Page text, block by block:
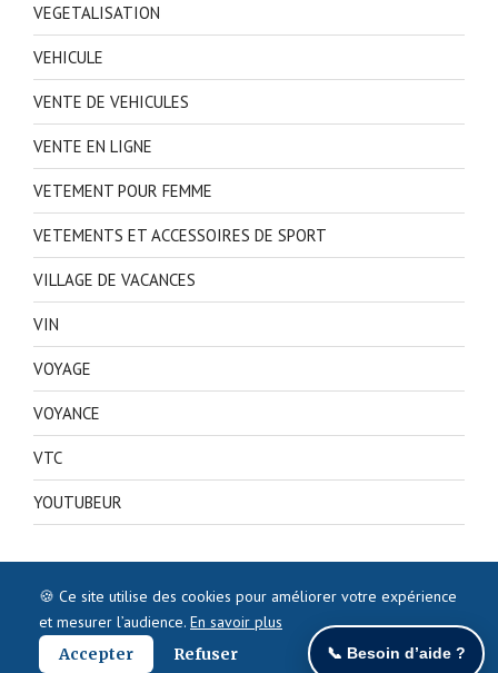
VEGETALISATION
VEHICULE
VENTE DE VEHICULES
VENTE EN LIGNE
VETEMENT POUR FEMME
VETEMENTS ET ACCESSOIRES DE SPORT
VILLAGE DE VACANCES
VIN
VOYAGE
VOYANCE
VTC
YOUTUBEUR
🍪 Ce site utilise des cookies pour améliorer votre expérience
et mesurer l’audience. En savoir plus
Accepter
Refuser 📞 Besoin d’aide ?